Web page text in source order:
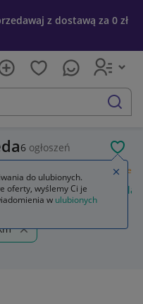
z dostawą za 0 zł
szukaj
6 ogłoszeń
Lampki biurkowe
do lampki biurkowej
do ulubionych.
oferty, wyślemy Ci je
w ulubionych